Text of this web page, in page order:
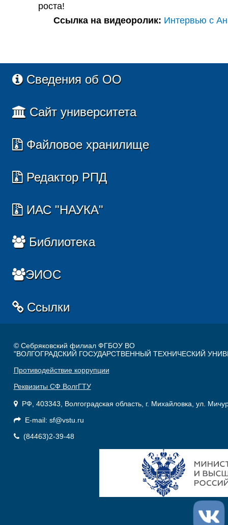
роста!
Ссылка на видеоролик: Интервью с
Сведения об ОО
Сайт университета
Файловое хранилище
Редактор РПД
ИАС "НАУКА"
Библиотека
ЭИОС
Ссылки
© Себряковский филиал ФГБОУ ВО
"ВОЛГОГРАДСКИЙ ГОСУДАРСТВЕННЫЙ ТЕХНИЧЕСКИЙ
Противодействие коррупции
Реквизиты СФ ВолгГТУ
РФ, 403343, Волгоградская область, г. Михайловка, ул.
E-mail: sf@vstu.ru
(84463)2-39-48